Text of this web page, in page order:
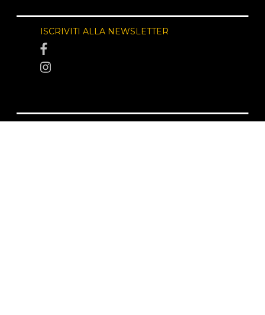
ISCRIVITI ALLA NEWSLETTER